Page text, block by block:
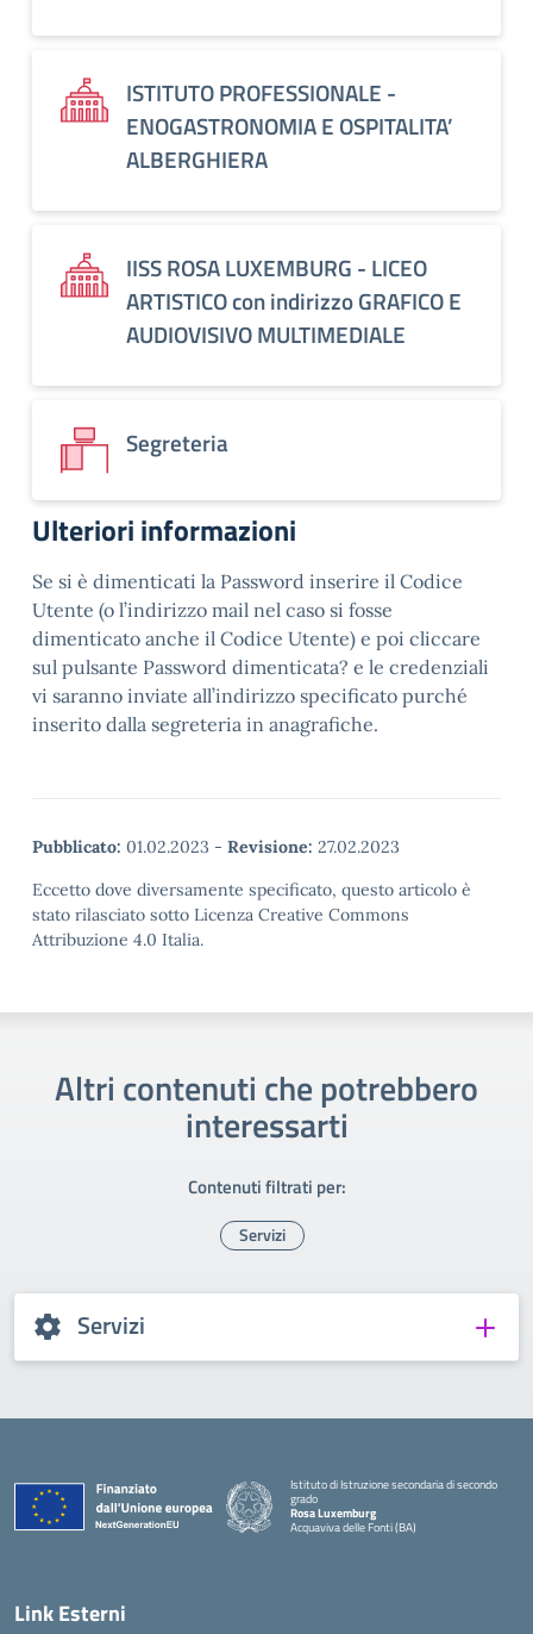
ISTITUTO PROFESSIONALE -
ENOGASTRONOMIA E OSPITALITA’
ALBERGHIERA
IISS ROSA LUXEMBURG - LICEO
ARTISTICO con indirizzo GRAFICO E
AUDIOVISIVO MULTIMEDIALE
Segreteria
Ulteriori informazioni
Se si è dimenticati la Password inserire il Codice
Utente (o l’indirizzo mail nel caso si fosse
dimenticato anche il Codice Utente) e poi cliccare
sul pulsante Password dimenticata? e le credenziali
vi saranno inviate all’indirizzo specificato purché
inserito dalla segreteria in anagrafiche.
Pubblicato: 01.02.2023 - Revisione: 27.02.2023
Eccetto dove diversamente specificato, questo articolo è
stato rilasciato sotto Licenza Creative Commons
Attribuzione 4.0 Italia.
Altri contenuti che potrebbero
interessarti
Contenuti filtrati per:
Servizi
Servizi
Istituto di Istruzione secondaria di secondo
grado
Rosa Luxemburg
Acquaviva delle Fonti (BA)
Link Esterni